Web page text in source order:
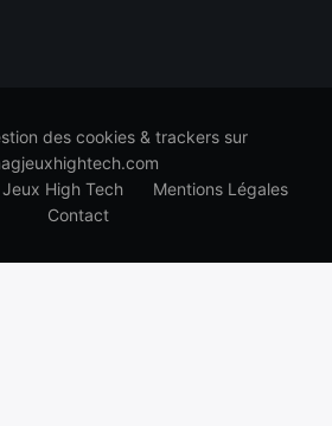
des cookies & trackers sur
High Tech
Mentions Légales
Contact